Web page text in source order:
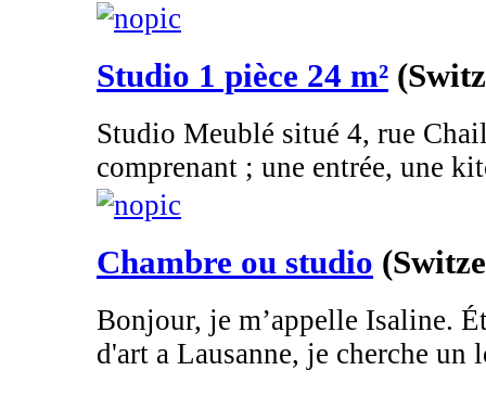
Studio 1 pièce 24 m²
Studio Meublé situé 4, rue
comprenant ; une entrée, une
Chambre ou studio
Bonjour, je m’appelle Isaline.
d'art a Lausanne, je cherche un